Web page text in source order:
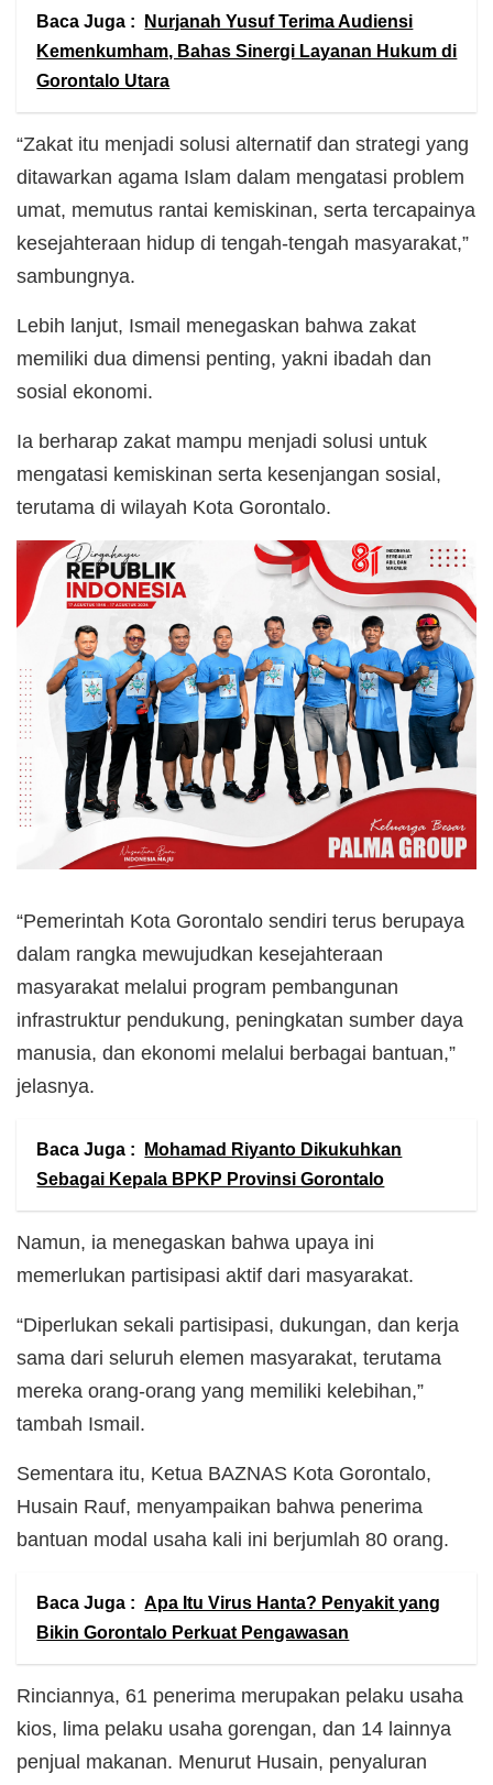
Baca Juga :
Nurjanah Yusuf Terima Audiensi
Kemenkumham, Bahas Sinergi Layanan Hukum di
Gorontalo Utara
“Zakat itu menjadi solusi alternatif dan strategi yang
ditawarkan agama Islam dalam mengatasi problem
umat, memutus rantai kemiskinan, serta tercapainya
kesejahteraan hidup di tengah-tengah masyarakat,”
sambungnya.
Lebih lanjut, Ismail menegaskan bahwa zakat
memiliki dua dimensi penting, yakni ibadah dan
sosial ekonomi.
Ia berharap zakat mampu menjadi solusi untuk
mengatasi kemiskinan serta kesenjangan sosial,
terutama di wilayah Kota Gorontalo.
“Pemerintah Kota Gorontalo sendiri terus berupaya
dalam rangka mewujudkan kesejahteraan
masyarakat melalui program pembangunan
infrastruktur pendukung, peningkatan sumber daya
manusia, dan ekonomi melalui berbagai bantuan,”
jelasnya.
Baca Juga :
Mohamad Riyanto Dikukuhkan
Sebagai Kepala BPKP Provinsi Gorontalo
Namun, ia menegaskan bahwa upaya ini
memerlukan partisipasi aktif dari masyarakat.
“Diperlukan sekali partisipasi, dukungan, dan kerja
sama dari seluruh elemen masyarakat, terutama
mereka orang-orang yang memiliki kelebihan,”
tambah Ismail.
Sementara itu, Ketua BAZNAS Kota Gorontalo,
Husain Rauf, menyampaikan bahwa penerima
bantuan modal usaha kali ini berjumlah 80 orang.
Baca Juga : Apa Itu Virus Hanta? Penyakit yang
Bikin Gorontalo Perkuat Pengawasan
Rinciannya, 61 penerima merupakan pelaku usaha
kios, lima pelaku usaha gorengan, dan 14 lainnya
penjual makanan. Menurut Husain, penyaluran